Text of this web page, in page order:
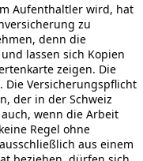
Aufenthaltler wird, hat
zu
denn die
lassen sich Kopien
zeigen. Die
Die Versicherungspflicht
der in der Schweiz
wenn die Arbeit
Regel ohne
aus einem